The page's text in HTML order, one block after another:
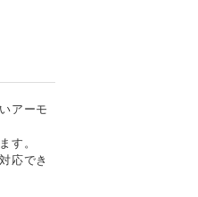
アーモ
す。
応でき